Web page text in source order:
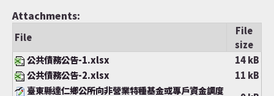
Attachments:
File
File
size
公共債務公告-1.xlsx
14 kB
公共債務公告-2.xlsx
11 kB
臺東縣達仁鄉公所向非營業特種基金或專戶資金調度